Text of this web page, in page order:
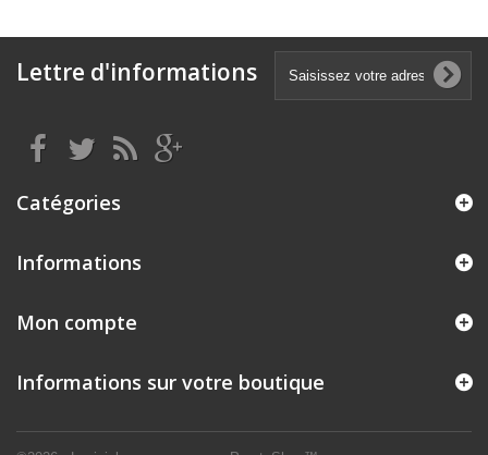
Lettre d'informations
Catégories
Informations
Mon compte
Informations sur votre boutique